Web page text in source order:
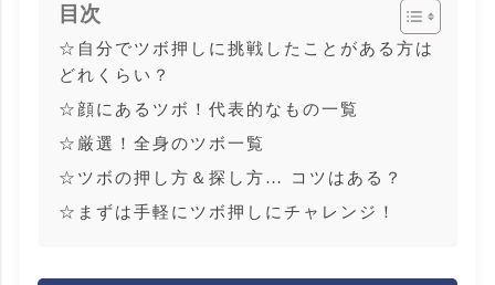
目次
☆自分でツボ押しに挑戦したことがある方は
どれくらい？
☆顔にあるツボ！代表的なもの一覧
☆厳選！全身のツボ一覧
☆ツボの押し方＆探し方… コツはある？
☆まずは手軽にツボ押しにチャレンジ！